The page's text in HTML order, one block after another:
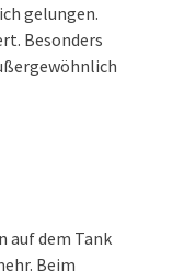
gelungen.
Besonders
auf dem Tank
Beim